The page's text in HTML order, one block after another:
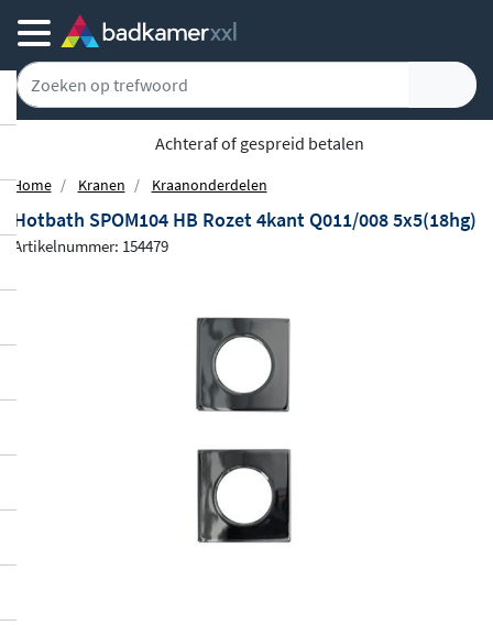
Achteraf of gespreid betalen
Home Kranen Kraanonderdelen
Hotbath SPOM104 HB Rozet 4kant Q011/008 5x5(18hg)
Artikelnummer: 154479